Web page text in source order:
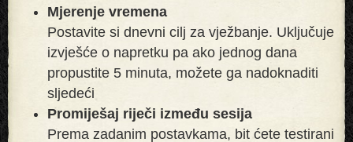
Mjerenje vremena
Postavite si dnevni cilj za vježbanje. Uključuje
izvješće o napretku pa ako jednog dana
propustite 5 minuta, možete ga nadoknaditi
sljedeći
Promiješaj riječi između sesija
Prema zadanim postavkama, bit ćete testirani